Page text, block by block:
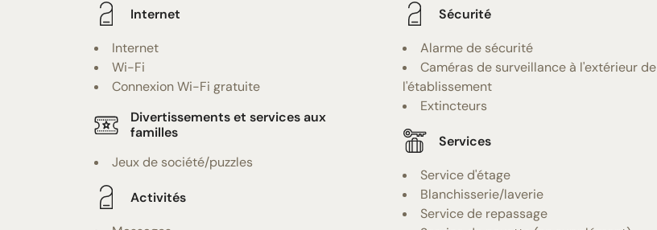
Internet
Internet
Wi-Fi
Connexion Wi-Fi gratuite
Divertissements et services aux
familles
Jeux de société/puzzles
Activités
Sécurité
Alarme de sécurité
Caméras de surveillance à l'extérieur de
l'établissement
Extincteurs
Services
Service d'étage
Blanchisserie/laverie
Service de repassage